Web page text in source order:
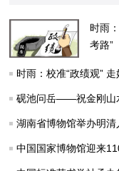
时雨
考路”
时雨：校准“政绩观” 走
砚池问岳——祝金刚山
湖南省博物馆举办明清
中国国家博物馆迎来